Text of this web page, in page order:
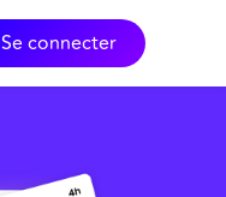
Se connecter